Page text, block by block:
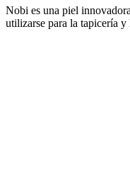
Nobi es una piel
utilizarse para la tapicería